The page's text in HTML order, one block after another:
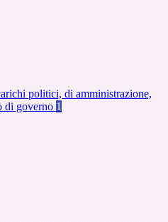
politici, di amministrazione,
di governo 1